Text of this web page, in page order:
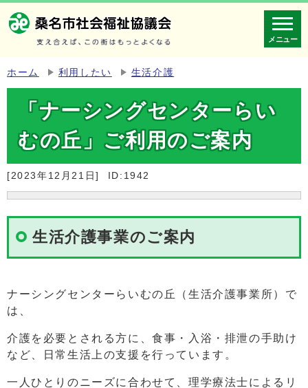
メニュー
ホーム 利用したい 生活介護
「ナーシングセンターらい
むの丘」ご利用のご案内
[2023年12月21日] ID:1942
生活介護事業のご案内
ナーシングセンターらいむの丘（生活介護事業所）で
は、
介護を必要とされる方に、食事・入浴・排泄の手助け
など、日常生活上の支援を行っています。
一人ひとりのニーズに合わせて、理学療法士によるリ